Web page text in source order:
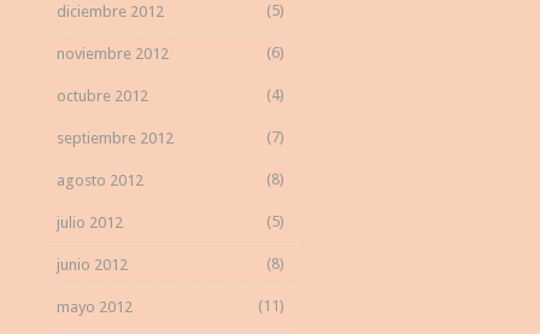
diciembre 2012 (5)
noviembre 2012 (6)
octubre 2012 (4)
septiembre 2012 (7)
agosto 2012 (8)
julio 2012 (5)
junio 2012 (8)
mayo 2012 (11)